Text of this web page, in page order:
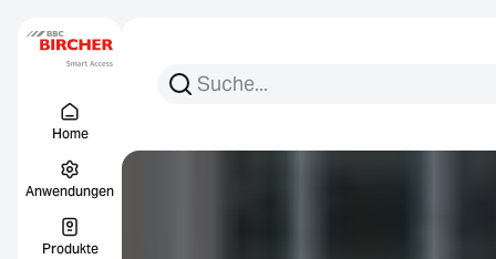
Home
Anwendungen
Produkte
Suchen Sie nach:
Suche